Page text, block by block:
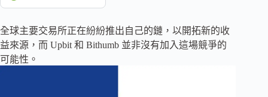
全球主要交易所正在紛紛推出自己的鏈，以開拓新的收
益來源，而 Upbit 和 Bithumb 並非沒有加入這場競爭的
可能性。